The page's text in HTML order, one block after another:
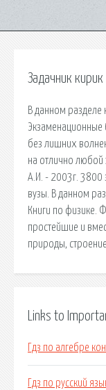
Задачник кирик
В данном
Экзаменационные
без лишних
на отлично любой
А.И. - 2003г. 3800
вузы. В данном
Книги по физике.
простейшие и
природы,
Links to
Гдз по алгебре
Гдз по русский